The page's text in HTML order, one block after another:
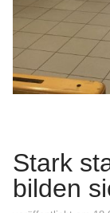
Stark
bilden